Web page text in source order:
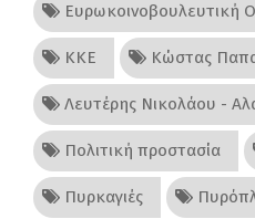
Ευρωκοινοβουλευτική
ΚΚΕ Κώστας
Λευτέρης Νικολάου -
Πολιτική προστασία
Πυρκαγιές